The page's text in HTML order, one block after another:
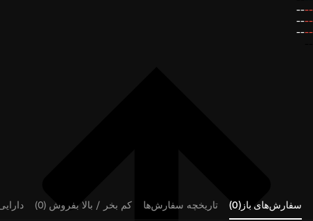
--
--
--
--
--
--
سفارش‌های باز(0) تاریخچه سفارش‌ها کم بخر / بالا بفروش (0)